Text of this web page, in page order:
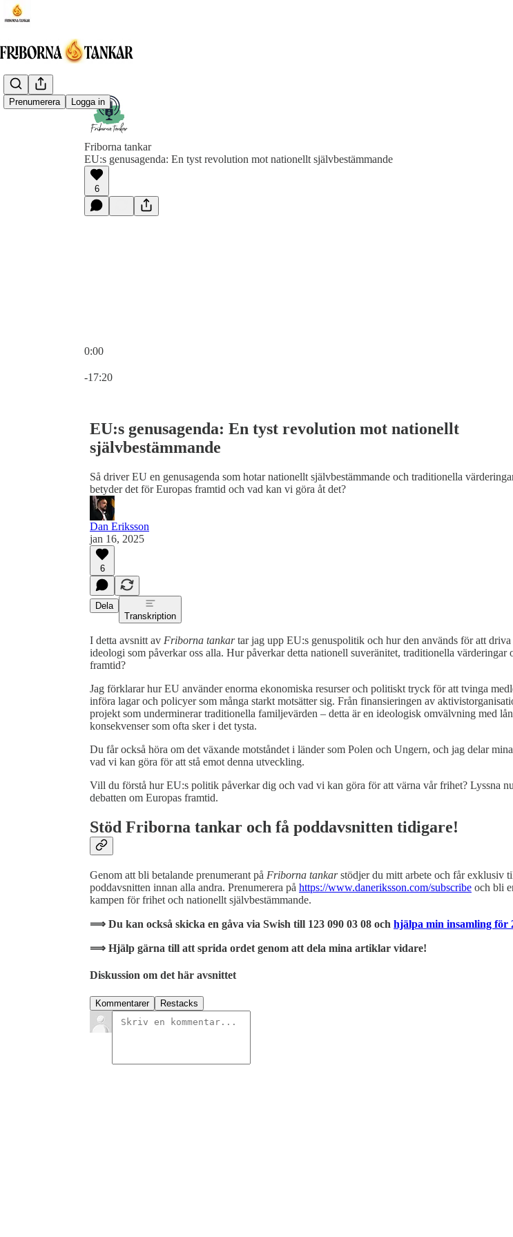
Prenumerera Logga in
Friborna tankar
EU:s genusagenda: En tyst revolution mot nationellt självbestämmande
6
0:00
-17:20
EU:s genusagenda: En tyst revolution mot nationellt
självbestämmande
Så driver EU en genusagenda som hotar nationellt självbestämmande och traditionella
betyder det för Europas framtid och vad kan vi göra åt det?
Dan Eriksson
jan 16, 2025
6
Dela
Transkription
I detta avsnitt av Friborna tankartar jag upp EU:s genuspolitik och hur den används för att driva
ideologi som påverkar oss alla. Hur påverkar detta nationell suveränitet, traditionella värderingar
framtid?
Jag förklarar hur EU använder enorma ekonomiska resurser och politiskt tryck för att tvinga
införa lagar och policyer som många starkt motsätter sig. Från finansieringen av
projekt som underminerar traditionella familjevärden – detta är en ideologisk omvälvning med
konsekvenser som ofta sker i det tysta.
Du får också höra om det växande motståndet i länder som Polen och Ungern, och jag delar
vad vi kan göra för att stå emot denna utveckling.
Vill du förstå hur EU:s politik påverkar dig och vad vi kan göra för att värna vår frihet? Lyssna
debatten om Europas framtid.
Stöd Friborna tankar och få poddavsnitten tidigare!
Genom att bli betalande prenumerant på Friborna tankarstödjer du mitt arbete och får exklusiv
poddavsnitten innan alla andra. Prenumerera på https://www.daneriksson.com/subscribe och bli
kampen för frihet och nationellt självbestämmande.
⟹ Du kan också skicka en gåva via Swish till 123 090 03 08 och hjälpa min insamling för
⟹ Hjälp gärna till att sprida ordet genom att dela mina artiklar vidare!
Diskussion om det här avsnittet
Kommentarer Restacks